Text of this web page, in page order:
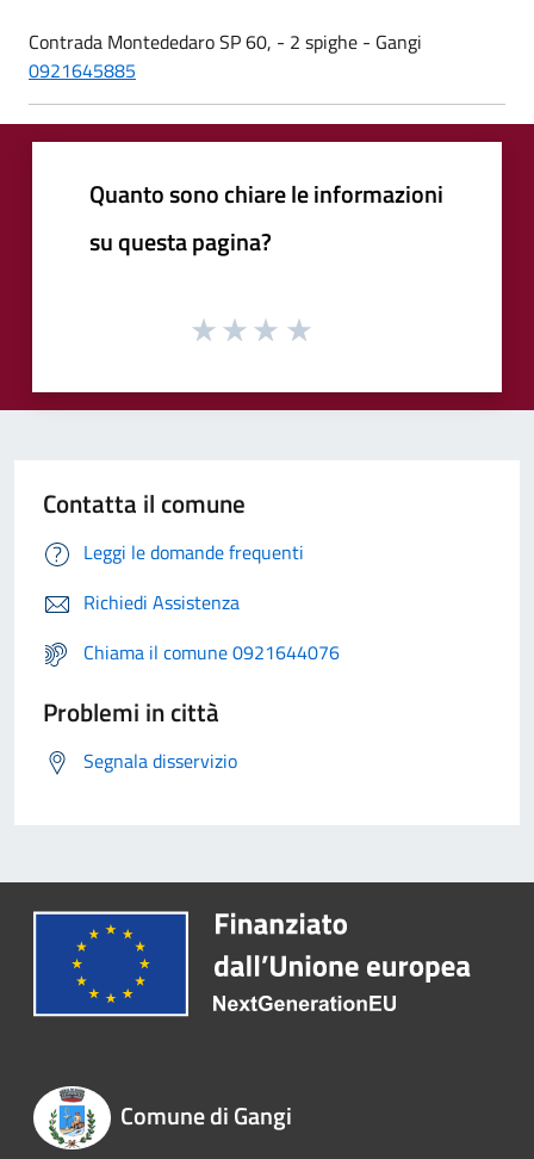
Contrada Montededaro SP 60, - 2 spighe - Gangi
0921645885
Quanto sono chiare le informazioni
su questa pagina?
Contatta il comune
Leggi le domande frequenti
Richiedi Assistenza
Chiama il comune 0921644076
Problemi in città
Segnala disservizio
Comune di Gangi